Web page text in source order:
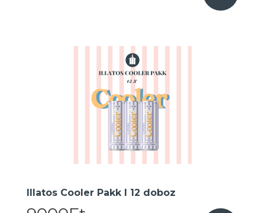
Illatos Cooler Pakk I 12 doboz